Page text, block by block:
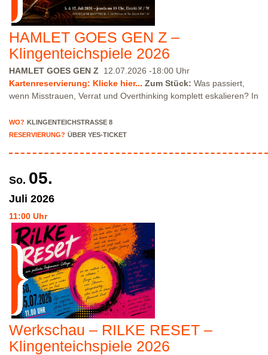
HAMLET GOES GEN Z –
Klingenteichspiele 2026
HAMLET GOES GEN Z
12.07.2026 -18:00 Uhr
Kartenreservierung: Klicke hier... Zum Stück: Was passiert,
wenn Misstrauen, Verrat und Overthinking komplett eskalieren? In
heutige Vibes: düstere Intrigen, Familiendrama, emotionale
Chaos-Momente — eine Story, in der schnell klar wird: „Es ist
Wahrheit und Rache-Arc. Klassiker trifft Gegenwart — emotional,
dramatisch und manchmal erschreckend relatable.
Clara Ciliox-Schütz
Klingenteichstraße verfügen. Hinweise über Parkmöglichkeiten
findest Du hier: Parkmöglichkeiten_TWHD
Theatersaal im 1. Stock nicht barrierefrei über eine Treppe
erreichbar!Kartenreservierung siehe weiter oben!
WO? KLINGENTEICHSTRASSE 8
RESERVIERUNG? ÜBER YES-TICKET
So. 05.
Juli 2026
11:00 Uhr
Werkschau – RILKE RESET –
Klingenteichspiele 2026